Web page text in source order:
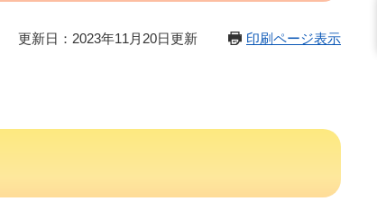
更新日：2023年11月20日更新 印刷ページ表示